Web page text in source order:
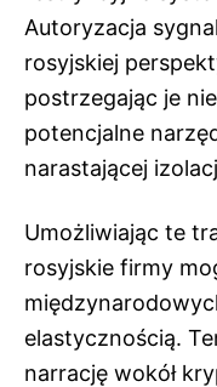
Autoryzacja
rosyjskiej
postrzegając je
potencjalne
narastającej
Umożliwiając te
rosyjskie firmy
elastycznością.
narrację wokół